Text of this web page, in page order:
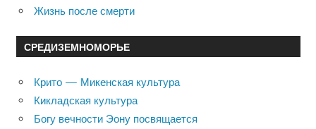
Жизнь после смерти
СРЕДИЗЕМНОМОРЬЕ
Крито — Микенская культура
Кикладская культура
Богу вечности Эону посвящается